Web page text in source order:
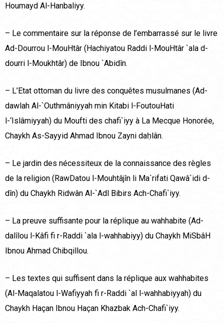
Houmayd Al-Hanbaliyy.
– Le commentaire sur la réponse de l’embarrassé sur le livre
Ad-Dourrou l-MouHtâr (Hachiyatou Raddi l-MouHtâr `ala d-
dourri l-Moukhtâr) de Ibnou `Abidîn.
– L’Etat ottoman du livre des conquêtes musulmanes (Ad-
dawlah Al-`Outhmâniyyah min Kitabi l-FoutouHati
l-‘Islâmiyyah) du Moufti des chafi`iyy à La Mecque Honorée,
Chaykh As-Sayyid Ahmad Ibnou Zayni daḥlân.
– Le jardin des nécessiteux de la connaissance des règles
de la religion (RawDatou l-Mouhtâjîn li Ma`rifati Qawâ`idi d-
dîn) du Chaykh Ridwân Al-`Adl Bibirs Ach-Chafi`iyy.
– La preuve suffisante pour la réplique au wahhabite (Ad-
dalîlou l-Kâfi fi r-Raddi `ala l-wahhabiyy) du Chaykh MiSbâH
Ibnou Ahmad Chibqillou.
– Les textes qui suffisent dans la réplique aux wahhabites
(Al-Maqalatou l-Wafiyyah fi r-Raddi `al l-wahhabiyyah) du
Chaykh Haçan Ibnou Haçan Khazbak Ach-Chafi`iyy.